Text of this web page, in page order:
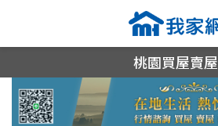
縣市 區域
縣市 區域
縣市 區域
桃園買屋賣屋